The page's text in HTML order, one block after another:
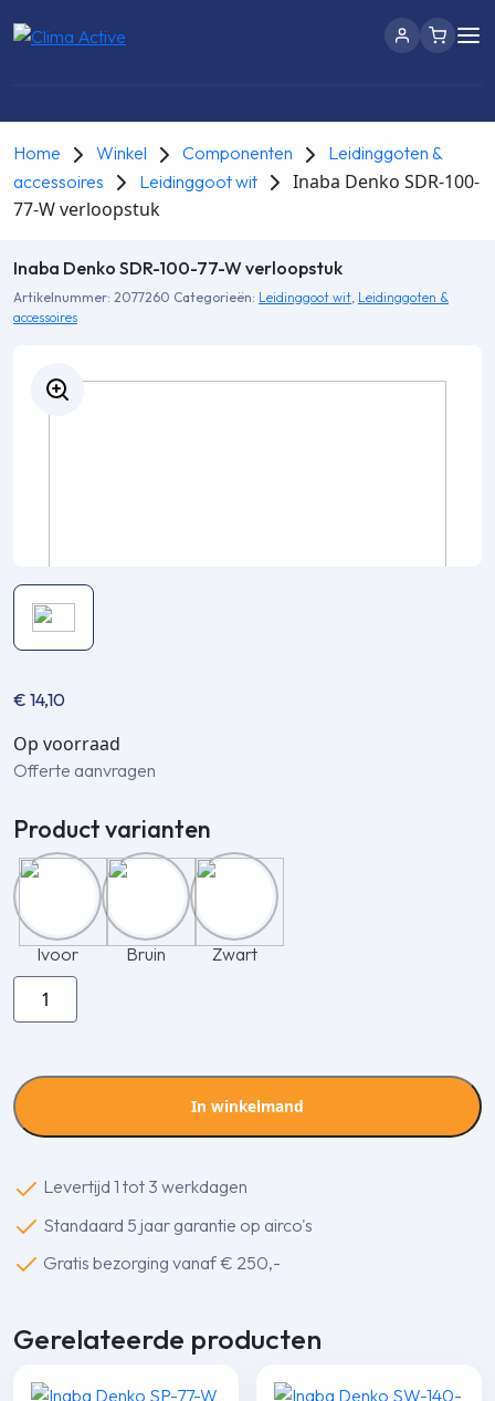
Home Winkel Componenten
Leidinggoten &
accessoires
Leidinggoot wit
Inaba Denko SDR-100-
77-W verloopstuk
Inaba Denko SDR-100-77-W verloopstuk
Artikelnummer: 2077260 Categorieën: Leidinggoot wit, Leidinggoten &
accessoires
€ 14,10
Op voorraad
Offerte aanvragen
Product varianten
Ivoor Bruin
Zwart
Inaba
Denko
77-
W
In winkelmand
Levertijd 1 tot 3 werkdagen
Standaard 5 jaar garantie op airco's
Gratis bezorging vanaf € 250,-
Gerelateerde producten